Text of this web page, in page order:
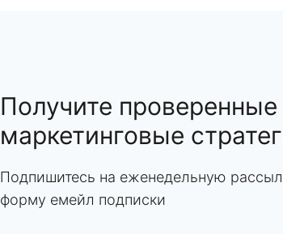
Получите проверенные
маркетинговые
Подпишитесь на еженедельную
форму емейл подписки